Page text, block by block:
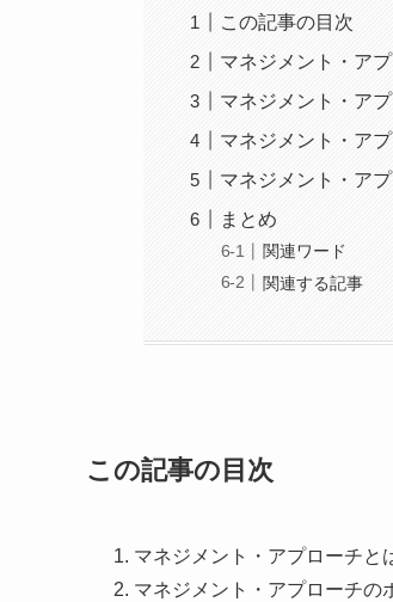
この記事の目次
マネジメント・ア
マネジメント・ア
マネジメント・ア
マネジメント・ア
まとめ
関連ワード
関連する記事
この記事の目次
マネジメント・アプローチと
マネジメント・アプローチの